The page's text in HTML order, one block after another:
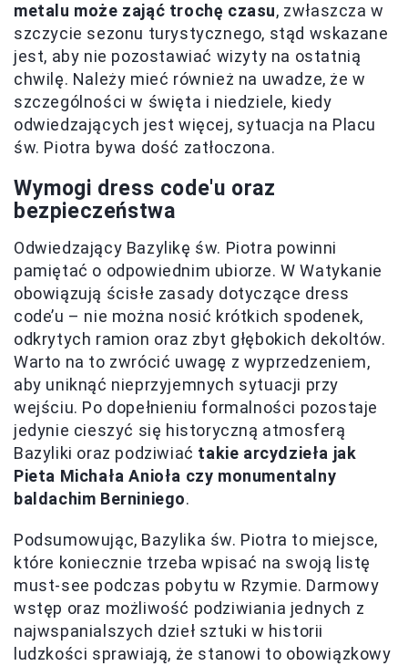
metalu może zająć trochę czasu, zwłaszcza w
szczycie sezonu turystycznego, stąd wskazane
jest, aby nie pozostawiać wizyty na ostatnią
chwilę. Należy mieć również na uwadze, że w
szczególności w święta i niedziele, kiedy
odwiedzających jest więcej, sytuacja na Placu
św. Piotra bywa dość zatłoczona.
Wymogi dress code'u oraz
bezpieczeństwa
Odwiedzający Bazylikę św. Piotra powinni
pamiętać o odpowiednim ubiorze. W Watykanie
obowiązują ścisłe zasady dotyczące dress
code’u – nie można nosić krótkich spodenek,
odkrytych ramion oraz zbyt głębokich dekoltów.
Warto na to zwrócić uwagę z wyprzedzeniem,
aby uniknąć nieprzyjemnych sytuacji przy
wejściu. Po dopełnieniu formalności pozostaje
jedynie cieszyć się historyczną atmosferą
Bazyliki oraz podziwiać takie arcydzieła jak
Pieta Michała Anioła czy monumentalny
baldachim Berniniego.
Podsumowując, Bazylika św. Piotra to miejsce,
które koniecznie trzeba wpisać na swoją listę
must-see podczas pobytu w Rzymie. Darmowy
wstęp oraz możliwość podziwiania jednych z
najwspanialszych dzieł sztuki w historii
ludzkości sprawiają, że stanowi to obowiązkowy